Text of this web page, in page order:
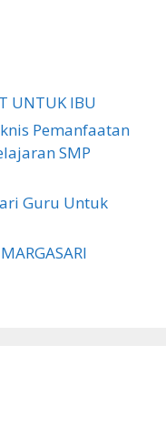
UNTUK IBU
Pemanfaatan
SMP
Guru Untuk